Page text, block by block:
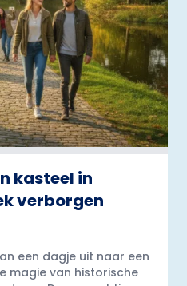
kasteel in
verborgen
een dagje uit naar een
magie van historische